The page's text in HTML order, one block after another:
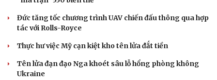
lại tăng
Giá cà phê hôm nay 8/8: Giá cà phê trong nước ổn định
QUÂN SỰ - QUỐC PHÒNG
Kho đạn dược và tên lửa chủ lực của Mỹ